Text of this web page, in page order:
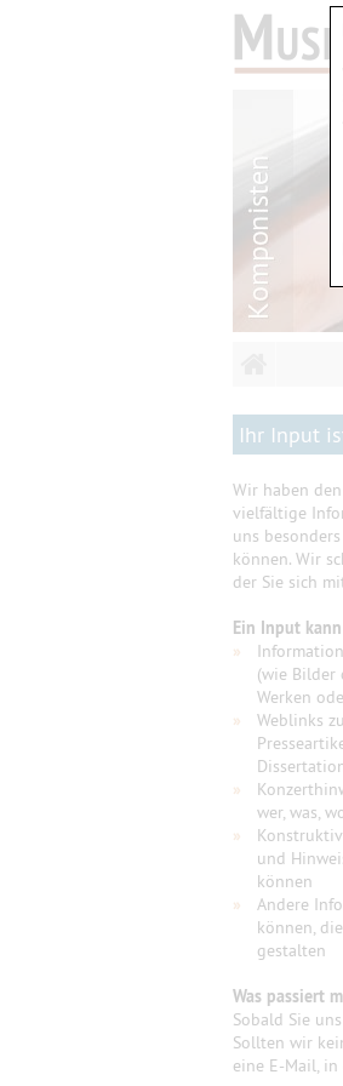
Ihr Input
Wir haben
vielfältige
uns
können. Wir
der Sie sich
Ein Input
»
(wie Bilder
Werken
»
Weblinks
»
wer, was,
»
und
können
»
Andere
können,
gestalten
Was passiert
Sobald Sie
Sollten wir
eine E-Mail,